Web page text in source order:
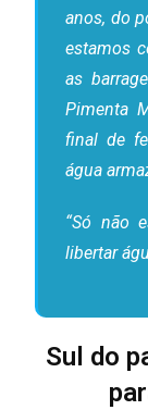
anos, do
estamos
as
Pimenta
final de
água
“Só não
libertar
Sul do